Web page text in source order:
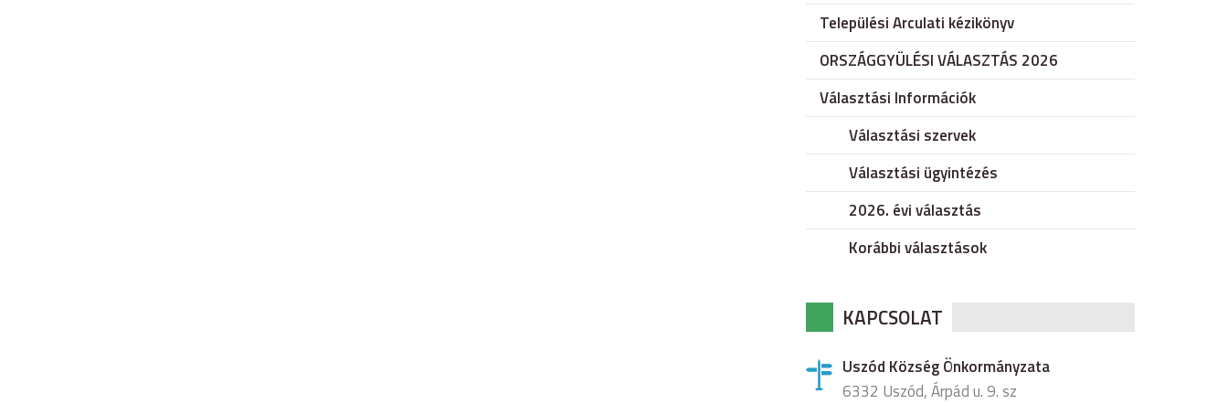
Települési Arculati kézikönyv
ORSZÁGGYÜLÉSI VÁLASZTÁS 2026
Választási Információk
Választási szervek
Választási ügyintézés
2026. évi választás
Korábbi választások
KAPCSOLAT
Uszód Község Önkormányzata
6332 Uszód, Árpád u. 9. sz